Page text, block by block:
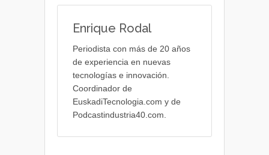
Enrique Rodal
Periodista con más de 20 años
de experiencia en nuevas
tecnologías e innovación.
Coordinador de
EuskadiTecnologia.com y de
Podcastindustria40.com.